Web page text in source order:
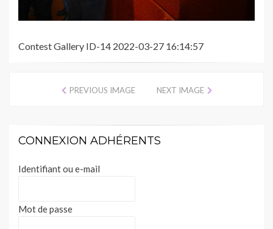
Contest Gallery ID-14 2022-03-27 16:14:57
PREVIOUS IMAGE NEXT IMAGE
CONNEXION ADHÉRENTS
Identifiant ou e-mail
Mot de passe